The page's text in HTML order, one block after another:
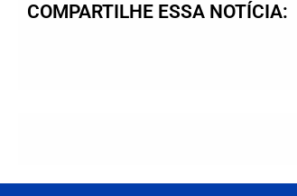
COMPARTILHE ESSA NOTÍCIA: